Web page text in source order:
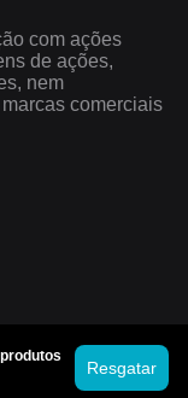
com ações
de ações,
nem
comerciais
Resgatar